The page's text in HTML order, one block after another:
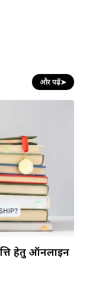
और पढ़ें➤
हेतु ऑनलाइन